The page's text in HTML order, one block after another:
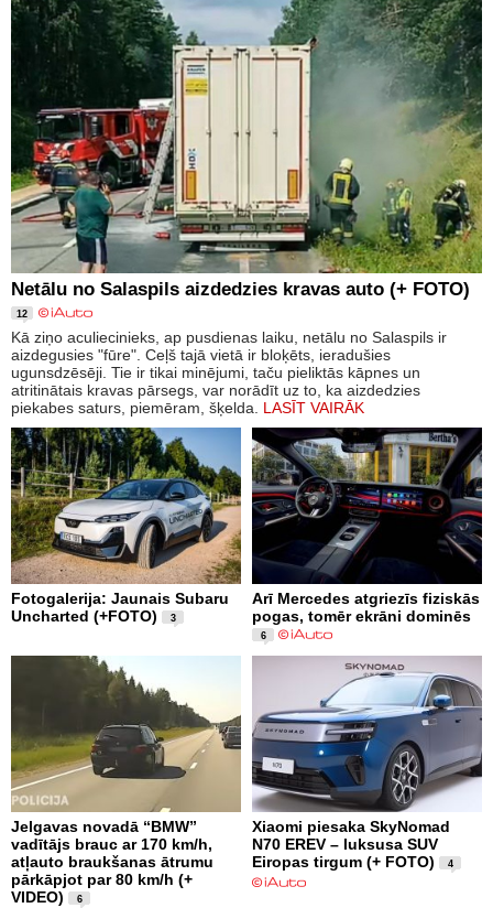
Netālu no Salaspils aizdedzies kravas auto (+ FOTO)
12
Kā ziņo aculiecinieks, ap pusdienas laiku, netālu no Salaspils ir
aizdegusies "fūre". Ceļš tajā vietā ir bloķēts, ieradušies
ugunsdzēsēji. Tie ir tikai minējumi, taču pieliktās kāpnes un
atritinātais kravas pārsegs, var norādīt uz to, ka aizdedzies
piekabes saturs, piemēram, šķelda. LASĪT VAIRĀK
Fotogalerija: Jaunais Subaru
Uncharted (+FOTO)
3
Arī Mercedes atgriezīs fiziskās
pogas, tomēr ekrāni dominēs
6
Jelgavas novadā “BMW”
vadītājs brauc ar 170 km/h,
atļauto braukšanas ātrumu
pārkāpjot par 80 km/h (+
VIDEO)
6
Xiaomi piesaka SkyNomad
N70 EREV – luksusa SUV
Eiropas tirgum (+ FOTO)
4